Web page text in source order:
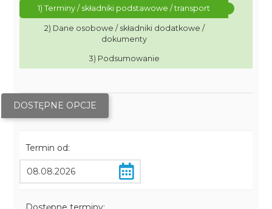
1) Terminy / składniki podstawowe / transport
2) Dane osobowe / składniki dodatkowe /
dokumenty
3) Podsumowanie
DOSTĘPNE OPCJE
Termin od: